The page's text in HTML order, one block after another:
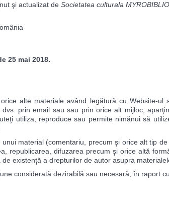
şi actualizat de Societatea culturala
25 mai 2018.
alte materiale având legătură cu Website-
prin email sau sau prin orice alt mijloc,
utiliza, reproduce sau permite nimănui să
material (comentariu, precum şi orice alt tip
republicarea, difuzarea precum şi orice altă
existenţă a drepturilor de autor asupra
considerată dezirabilă sau necesară, în raport